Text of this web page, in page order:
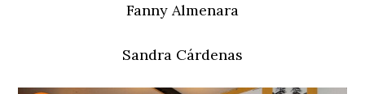
Fanny Almenara
Sandra Cárdenas